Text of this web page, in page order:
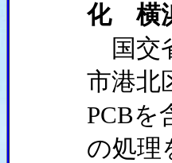
化 横
国交
市港北
PCBを
の処理